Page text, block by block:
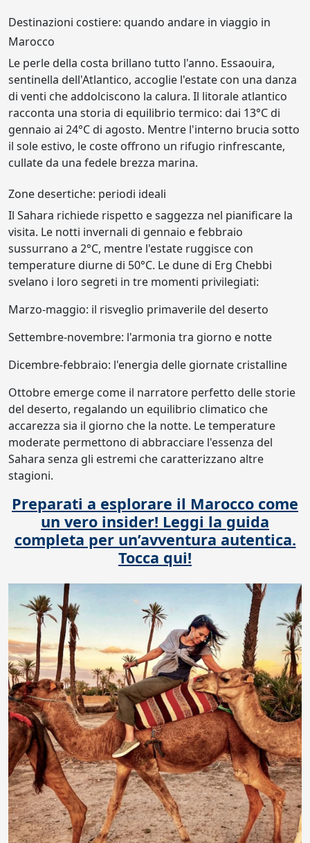
Destinazioni costiere: quando andare in viaggio in
Marocco
Le perle della costa brillano tutto l'anno. Essaouira,
sentinella dell'Atlantico, accoglie l'estate con una danza
di venti che addolciscono la calura. Il litorale atlantico
racconta una storia di equilibrio termico: dai 13°C di
gennaio ai 24°C di agosto. Mentre l'interno brucia sotto
il sole estivo, le coste offrono un rifugio rinfrescante,
cullate da una fedele brezza marina.
Zone desertiche: periodi ideali
Il Sahara richiede rispetto e saggezza nel pianificare la
visita. Le notti invernali di gennaio e febbraio
sussurrano a 2°C, mentre l'estate ruggisce con
temperature diurne di 50°C. Le dune di Erg Chebbi
svelano i loro segreti in tre momenti privilegiati:
Marzo-maggio: il risveglio primaverile del deserto
Settembre-novembre: l'armonia tra giorno e notte
Dicembre-febbraio: l'energia delle giornate cristalline
Ottobre emerge come il narratore perfetto delle storie
del deserto, regalando un equilibrio climatico che
accarezza sia il giorno che la notte. Le temperature
moderate permettono di abbracciare l'essenza del
Sahara senza gli estremi che caratterizzano altre
stagioni.
Preparati a esplorare il Marocco come
un vero insider! Leggi la guida
completa per un’avventura autentica.
Tocca qui!